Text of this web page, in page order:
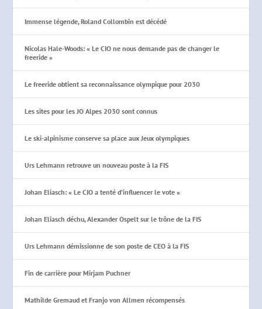
Immense légende, Roland Collombin est décédé
Nicolas Hale-Woods: « Le CIO ne nous demande pas de changer le
freeride »
Le freeride obtient sa reconnaissance olympique pour 2030
Les sites pour les JO Alpes 2030 sont connus
Le ski-alpinisme conserve sa place aux Jeux olympiques
Urs Lehmann retrouve un nouveau poste à la FIS
Johan Eliasch: « Le CIO a tenté d’influencer le vote »
Johan Eliasch déchu, Alexander Ospelt sur le trône de la FIS
Urs Lehmann démissionne de son poste de CEO à la FIS
Fin de carrière pour Mirjam Puchner
Mathilde Gremaud et Franjo von Allmen récompensés